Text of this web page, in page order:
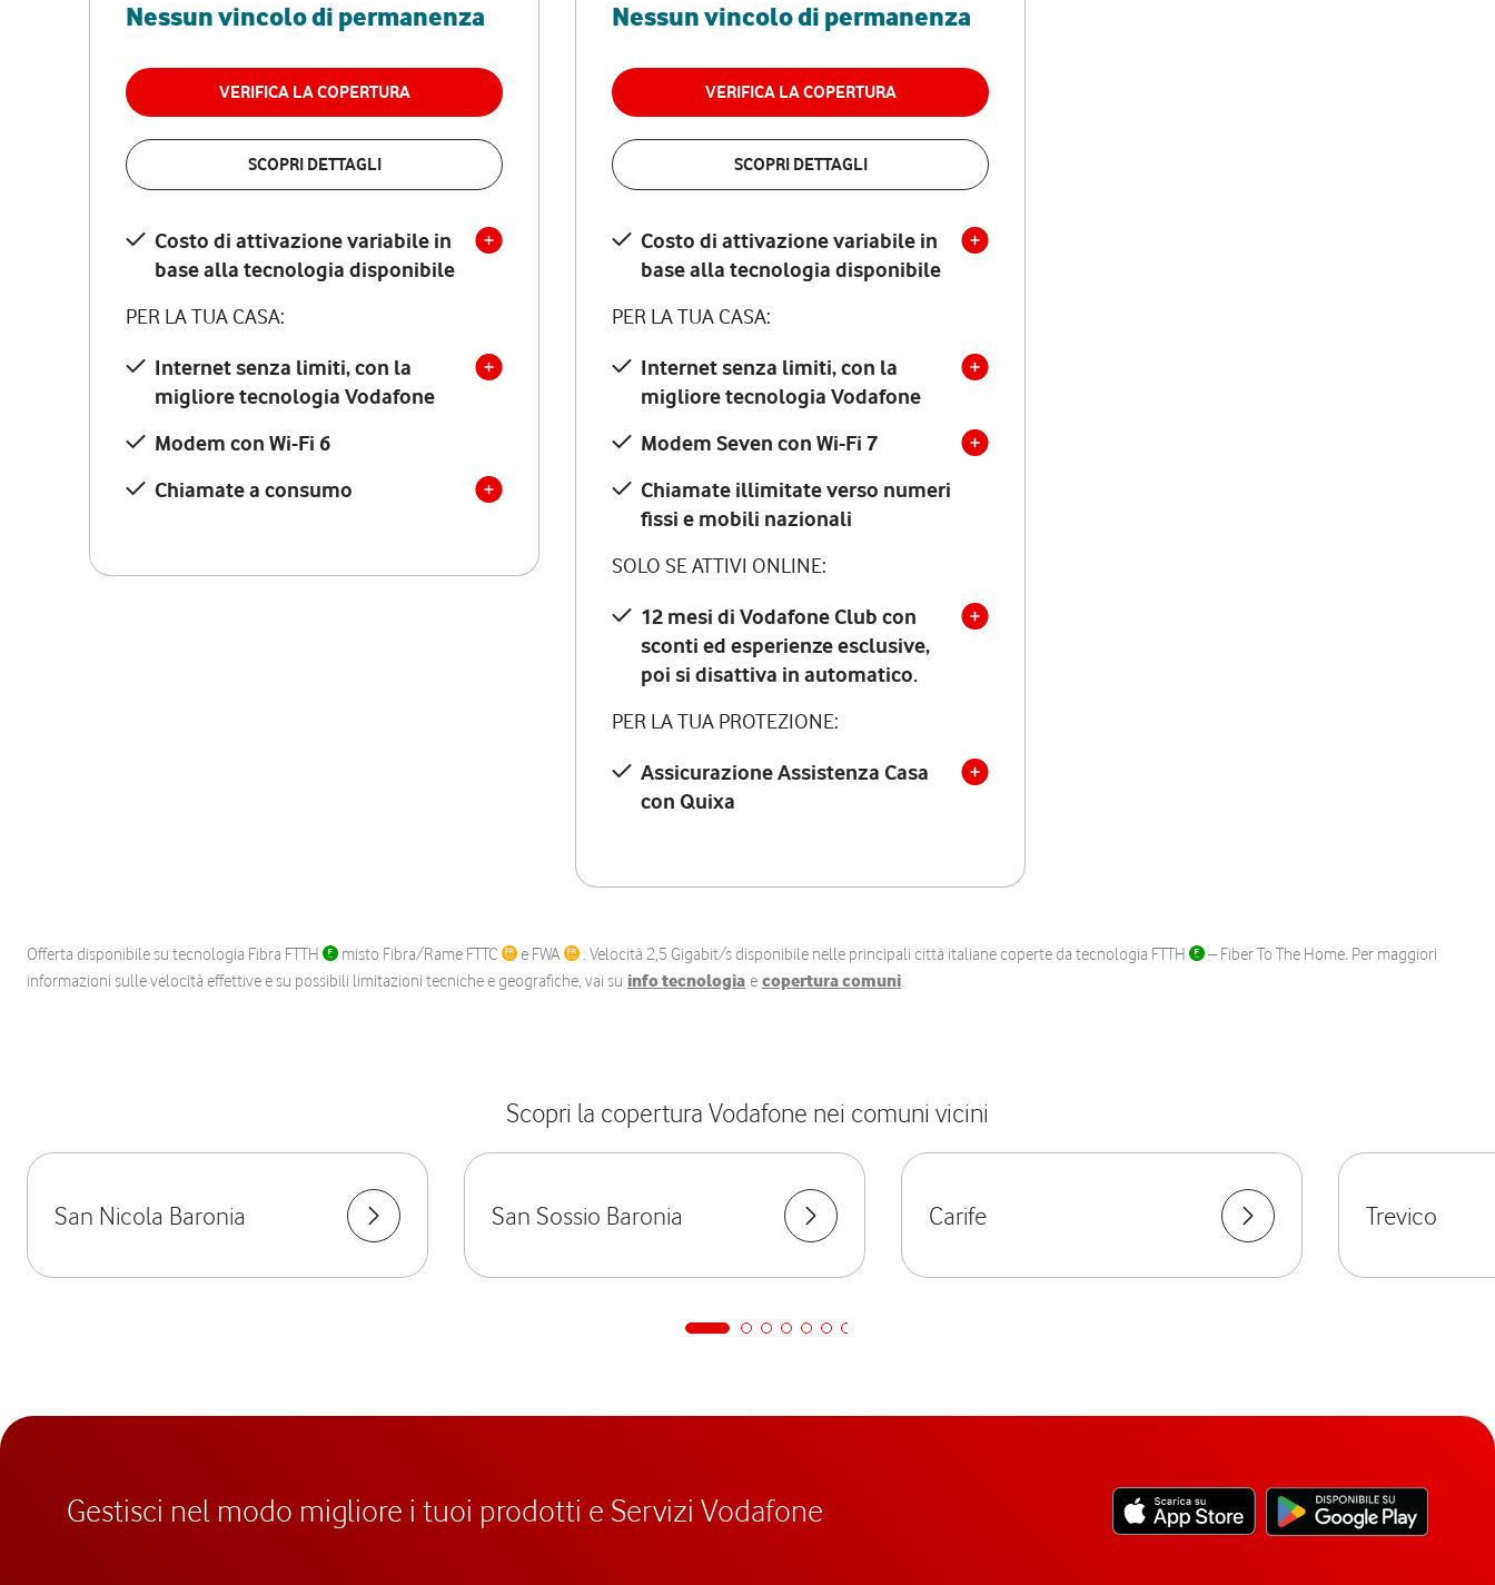
Nessun vincolo di permanenza
VERIFICA LA COPERTURA
SCOPRI DETTAGLI
Costo di attivazione variabile in
base alla tecnologia disponibile
PER LA TUA CASA:
Internet senza limiti, con la
migliore tecnologia Vodafone
Modem con Wi-Fi 6
Chiamate a consumo
Nessun vincolo di permanenza
VERIFICA LA COPERTURA
SCOPRI DETTAGLI
Costo di attivazione variabile in
base alla tecnologia disponibile
PER LA TUA CASA:
Internet senza limiti, con la
migliore tecnologia Vodafone
Modem Seven con Wi-Fi 7
Chiamate illimitate verso numeri
fissi e mobili nazionali
SOLO SE ATTIVI ONLINE:
12 mesi di Vodafone Club con
sconti ed esperienze esclusive,
poi si disattiva in automatico.
PER LA TUA PROTEZIONE:
Assicurazione Assistenza Casa
con Quixa
Offerta disponibile su tecnologia Fibra FTTH misto Fibra/Rame FTTC e FWA . Velocità 2,5 Gigabit/s disponibile nelle principali città italiane coperte da tecnologia FTTH
– Fiber To The Home. Per maggiori
informazioni sulle velocità effettive e su possibili limitazioni tecniche e geografiche, vai su info tecnologia e copertura comuni.
Scopri la copertura Vodafone nei comuni vicini
San Nicola Baronia San Sossio Baronia Carife Trevico
Gestisci nel modo migliore i tuoi prodotti e Servizi Vodafone